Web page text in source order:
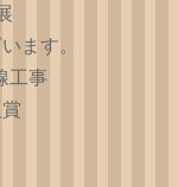
ます。
工事